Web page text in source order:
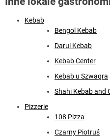
Kebab
Bengol Kebab
Darul Kebab
Kebab Center
Kebab u Szwagra
Shahi Kebab and
Pizzerie
108 Pizza
Czarny Piotruś